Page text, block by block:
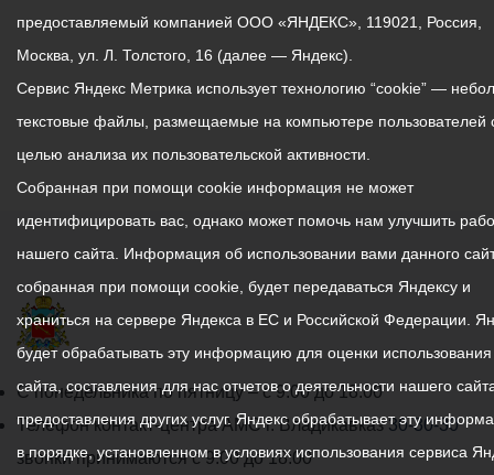
График
работы
администрации
С понедельника по пятницу – с 9.00 до 18.00
Телефон контакт-центра АМС г. Владикавказ30-30-30
звонки принимаются с 9:00 до 18:00
предоставляемый компанией ООО «ЯНДЕКС», 119021, Россия,
Москва, ул. Л. Толстого, 16 (далее — Яндекс).
Сервис Яндекс Метрика использует технологию “cookie” —
текстовые файлы, размещаемые на компьютере пользователей
целью анализа их пользовательской активности.
Собранная при помощи cookie информация не может
идентифицировать вас, однако может помочь нам улучшить
нашего сайта. Информация об использовании вами данного
собранная при помощи cookie, будет передаваться Яндексу и
храниться на сервере Яндекса в ЕС и Российской Федерации.
будет обрабатывать эту информацию для оценки
сайта, составления для нас отчетов о деятельности нашего
предоставления других услуг. Яндекс обрабатывает эту
в порядке, установленном в условиях использования сервиса